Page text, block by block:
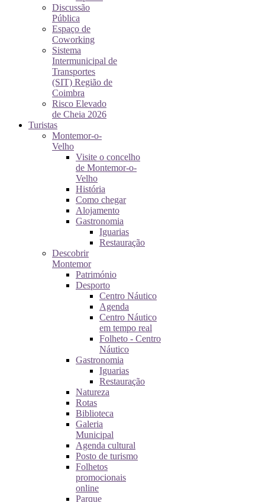
Discussão
Pública
Espaço de
Coworking
Sistema
Intermunicipal de
Transportes
(SIT) Região de
Coimbra
Risco Elevado
de Cheia 2026
Turistas
Montemor-o-
Velho
Visite o concelho
de Montemor-o-
Velho
História
Como chegar
Alojamento
Gastronomia
Iguarias
Restauração
Descobrir
Montemor
Património
Desporto
Centro Náutico
Agenda
Centro Náutico
em tempo real
Folheto - Centro
Náutico
Gastronomia
Iguarias
Restauração
Natureza
Rotas
Biblioteca
Galeria
Municipal
Agenda cultural
Posto de turismo
Folhetos
promocionais
online
Parque